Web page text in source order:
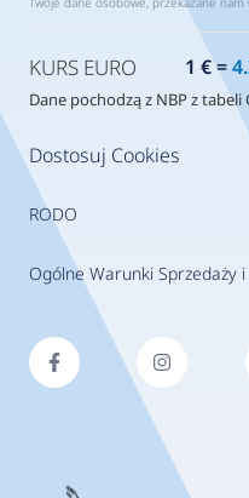
Dostosuj Cookies
RODO
Ogólne Warunki Sprzedaży i
KURS EURO 1 € =
Dane pochodzą z NBP z tabeli